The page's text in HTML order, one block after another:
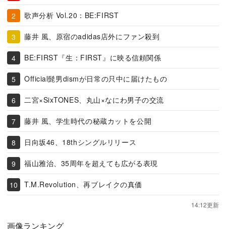
歌声分析 Vol.20：BE:FIRST
藤井 風、原宿のadidas店外にファン殺到
BE:FIRST『生：FIRST』に映る信頼関係
Official髭男dismが日常の只中に届けたもの
二宮×SixTONES、丸山×なにわ男子の交流
藤井 風、学生時代の秘蔵カットを公開
日向坂46、18thシングルリリース
福山雅治、35周年を超えても広がる表現
T.M.Revolution、再ブレイクの真価
14:12更新
画像ランキング